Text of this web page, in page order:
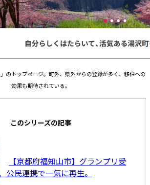
」のトップページ。町外、県外からの登録が多く、移住への
効果も期待されている。
このシリーズの記事
【京都府福知山市】グランプリ受
公民連携で一気に再生。